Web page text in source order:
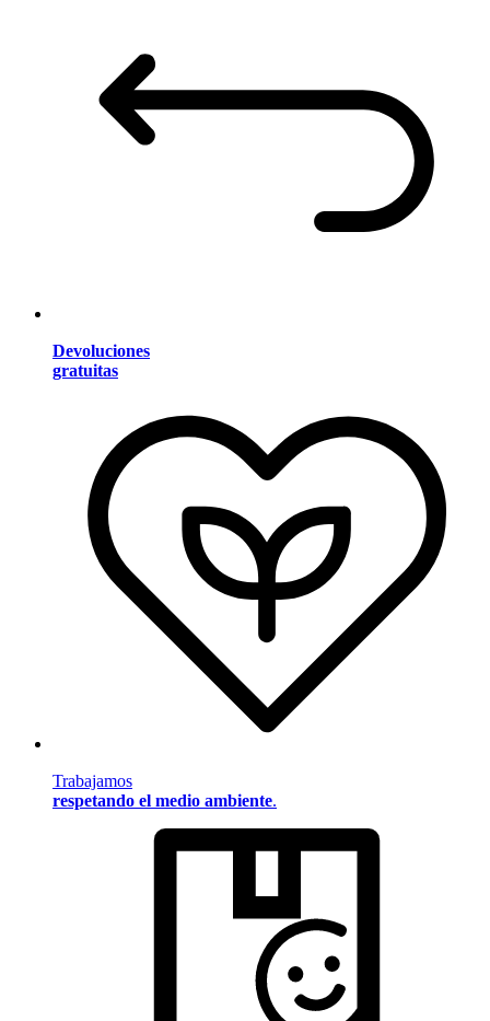
Devoluciones
gratuitas
Trabajamos
respetando el medio ambiente.